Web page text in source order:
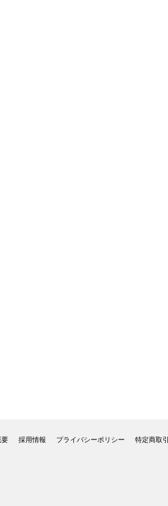
要 採用情報 プライバシーポリシー 特定商取